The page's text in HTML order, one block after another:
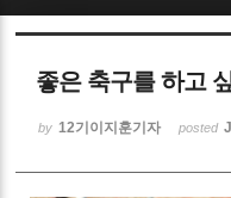
좋은 축구를 하고
by 12기이지훈기자 posted